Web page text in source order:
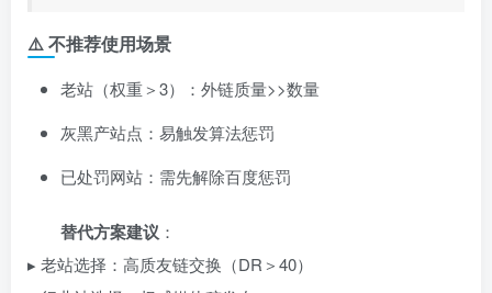
⚠️ ​不推荐使用场景
老站（权重＞3）：外链质量>>数量
灰黑产站点：易触发算法惩罚
已处罚网站：需先解除百度惩罚
替代方案建议 ：
▸ 老站选择：高质友链交换（DR＞40）